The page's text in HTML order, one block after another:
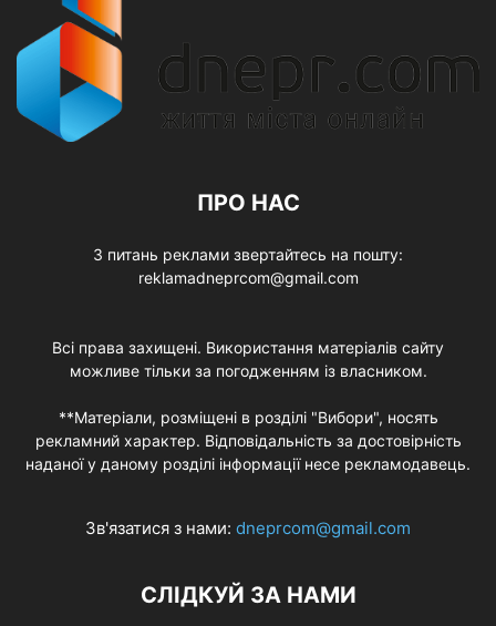
ПРО НАС
З питань реклами звертайтесь на пошту:
reklamadneprcom@gmail.com
Всі права захищені. Використання матеріалів сайту
можливе тільки за погодженням із власником.
**Матеріали, розміщені в розділі "Вибори", носять
рекламний характер. Відповідальність за достовірність
наданої у даному розділі інформації несе рекламодавець.
Зв'язатися з нами: dneprcom@gmail.com
СЛІДКУЙ ЗА НАМИ